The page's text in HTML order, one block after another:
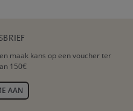
maak kans op een voucher ter
150€
AAN